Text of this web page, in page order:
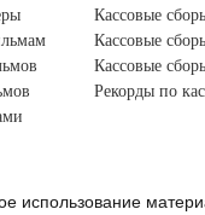
Кассовые
Кассовые
Кассовые
Рекорды по
использование